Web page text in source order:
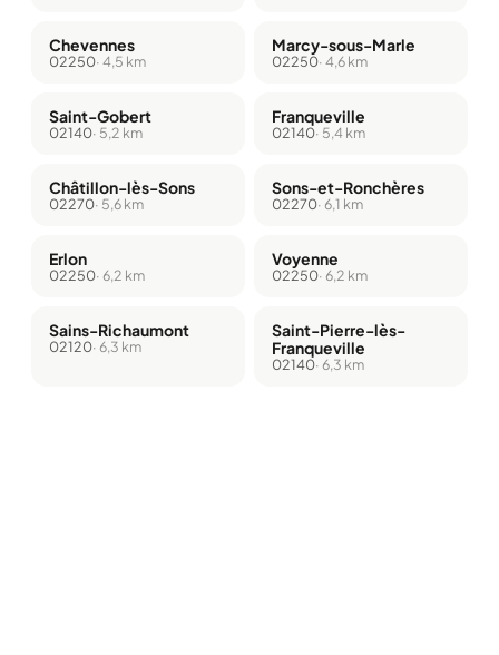
Chevennes
02250· 4,5 km
Marcy-sous-Marle
02250· 4,6 km
Saint-Gobert
02140· 5,2 km
Franqueville
02140· 5,4 km
Châtillon-lès-Sons
02270· 5,6 km
Sons-et-Ronchères
02270· 6,1 km
Erlon
02250· 6,2 km
Voyenne
02250· 6,2 km
Sains-Richaumont
02120· 6,3 km
Saint-Pierre-lès-
Franqueville
02140· 6,3 km